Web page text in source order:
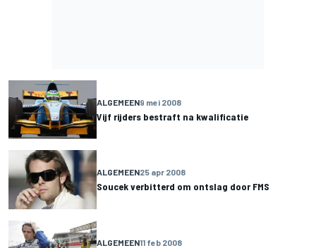
ALGEMEEN9 mei 2008
Vijf rijders bestraft na kwalificatie
ALGEMEEN25 apr 2008
Soucek verbitterd om ontslag door FMS
ALGEMEEN11 feb 2008